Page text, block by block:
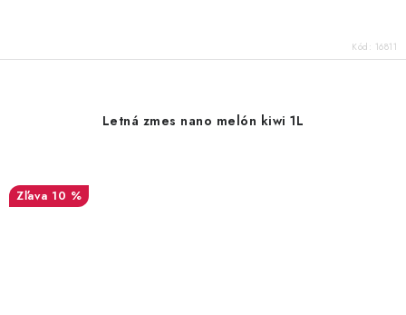
Kód: 16811
Letná zmes nano melón kiwi 1L
10 %